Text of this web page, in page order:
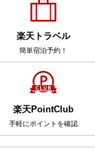
楽天トラベル
簡単宿泊予約！
楽天PointClub
手軽にポイントを確認